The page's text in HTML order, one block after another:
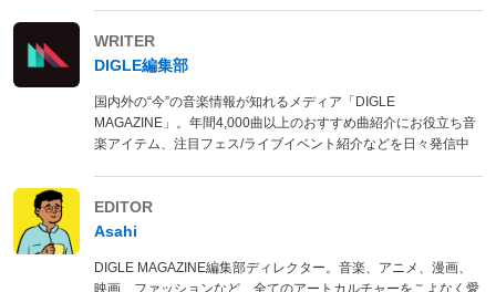
WRITER
DIGLE編集部
国内外の“今”の音楽情報が知れるメディア「DIGLE
MAGAZINE」。年間4,000曲以上のおすすめ曲紹介にお役立ち音
楽アイテム、注目フェス/ライブイベント紹介などを日々発信中
EDITOR
Asahi
DIGLE MAGAZINE編集部ディレクター。音楽、アニメ、漫画、
映画、ファッションなど、全てのアートカルチャーをこよなく愛